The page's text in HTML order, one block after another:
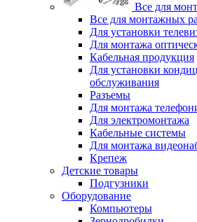
Все для
Все для монтажных
Для установки
Для монтажа
Кабельная продукция
Для установки
обслуживания
Разъемы
Для монтажа
Для электромонтажа
Кабельные системы
Для монтажа
Крепеж
Детские товары
Подгузники
Оборудование
Компьютеры